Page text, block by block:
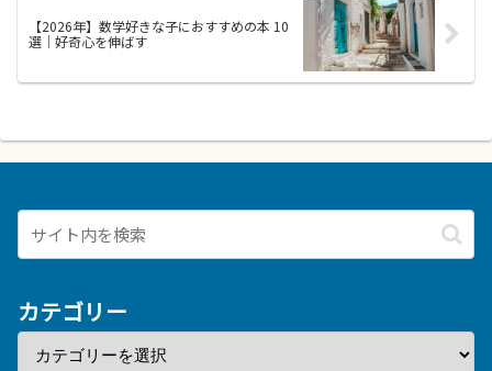
【2026年】数学好きな子におすすめの本 10
選｜好奇心を伸ばす
カテゴリー